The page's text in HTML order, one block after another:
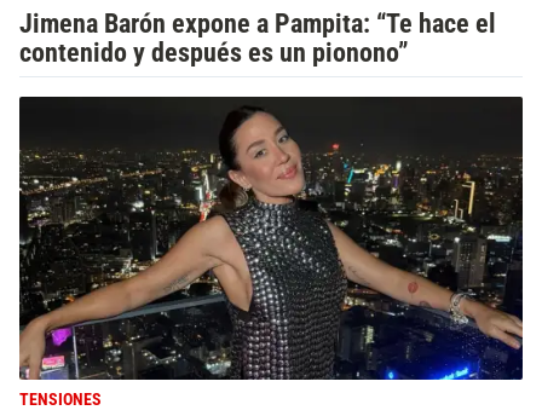
Jimena Barón expone a Pampita: “Te hace el
contenido y después es un pionono”
TENSIONES